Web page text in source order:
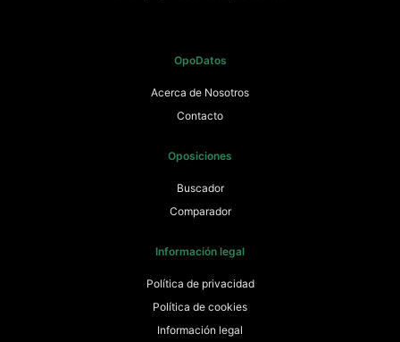
OpoDatos
Acerca de Nosotros
Contacto
Oposiciones
Buscador
Comparador
Información legal
Política de privacidad
Política de cookies
Información legal